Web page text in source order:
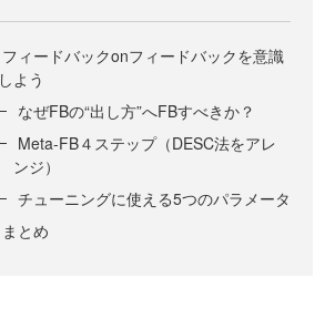
フィードバックonフィードバックを意識
しよう
なぜFBの“出し方”へFBすべきか？
Meta-FB４ステップ（DESC法をアレ
ンジ）
チューニングに使える5つのパラメータ
まとめ